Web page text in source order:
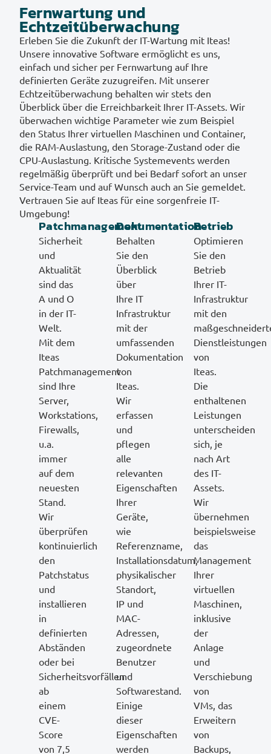
Fernwartung und
Echtzeitüberwachung
Erleben Sie die Zukunft der IT-Wartung mit Iteas!
Unsere innovative Software ermöglicht es uns,
einfach und sicher per Fernwartung auf Ihre
definierten Geräte zuzugreifen. Mit unserer
Echtzeitüberwachung behalten wir stets den
Überblick über die Erreichbarkeit Ihrer IT-Assets. Wir
überwachen wichtige Parameter wie zum Beispiel
den Status Ihrer virtuellen Maschinen und Container,
die RAM-Auslastung, den Storage-Zustand oder die
CPU-Auslastung. Kritische Systemevents werden
regelmäßig überprüft und bei Bedarf sofort an unser
Service-Team und auf Wunsch auch an Sie gemeldet.
Vertrauen Sie auf Iteas für eine sorgenfreie IT-
Umgebung!
Patchmanagement
Sicherheit
und
Aktualität
sind das
A und O
in der IT-
Welt.
Mit dem
Iteas
Patchmanagement
sind Ihre
Server,
Workstations,
Firewalls,
u.a.
immer
auf dem
neuesten
Stand.
Wir
überprüfen
kontinuierlich
den
Patchstatus
und
installieren
in
definierten
Abständen
oder bei
Sicherheitsvorfällen
ab
einem
CVE-
Score
von 7,5
Dokumentation
Behalten
Sie den
Überblick
über
Ihre IT
Infrastruktur
mit der
umfassenden
Dokumentation
von
Iteas.
Wir
erfassen
und
pflegen
alle
relevanten
Eigenschaften
Ihrer
Geräte,
wie
Referenzname,
Installationsdatum,
physikalischer
Standort,
IP und
MAC-
Adressen,
zugeordnete
Benutzer
und
Softwarestand.
Einige
dieser
Eigenschaften
werden
Betrieb
Optimieren
Sie den
Betrieb
Ihrer IT-
Infrastruktur
mit den
Dienstleistungen
von
Iteas.
Die
enthaltenen
Leistungen
unterscheiden
sich, je
nach Art
des IT-
Assets.
Wir
übernehmen
beispielsweise
das
Management
Ihrer
virtuellen
Maschinen,
inklusive
der
Anlage
und
Verschiebung
von
VMs, das
Erweitern
von
Backups,